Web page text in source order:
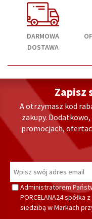
DARMOWA
DOSTAWA
Zapisz
A otrzymasz kod
zakupy.
promocjach,
Administratorem
PORCELANA24
siedzibą w Markach